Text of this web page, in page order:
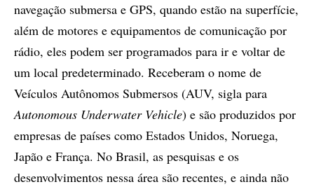
navegação submersa e GPS, quando estão na superfície,
além de motores e equipamentos de comunicação por
rádio, eles podem ser programados para ir e voltar de
um local predeterminado. Receberam o nome de
Veículos Autônomos Submersos (AUV, sigla para
Autonomous Underwater Vehicle) e são produzidos por
empresas de países como Estados Unidos, Noruega,
Japão e França. No Brasil, as pesquisas e os
desenvolvimentos nessa área são recentes, e ainda não